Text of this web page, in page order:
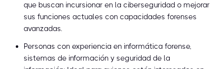
que buscan incursionar en la ciberseguridad o mejorar
sus funciones actuales con capacidades forenses
avanzadas.
Personas con experiencia en informática forense,
sistemas de información y seguridad de la